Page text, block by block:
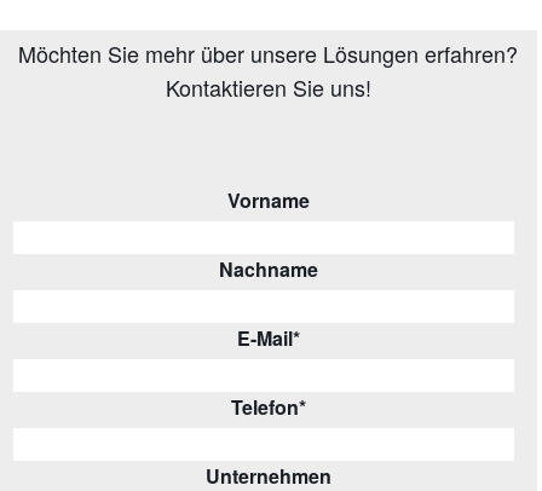
Möchten Sie mehr über unsere Lösungen erfahren?
Kontaktieren Sie uns!
Vorname
Nachname
E-Mail*
Telefon*
Unternehmen